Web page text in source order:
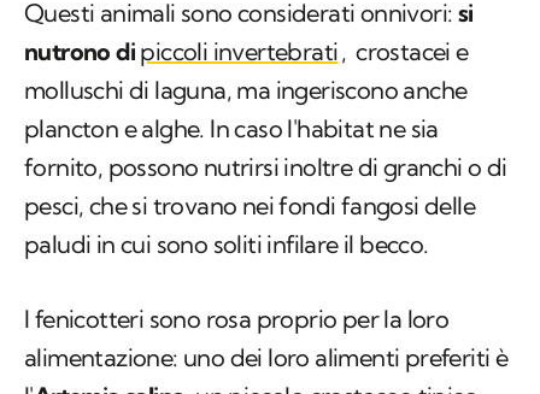
plancton e alghe. In caso l'habitat ne sia
fornito, possono nutrirsi inoltre di granchi o di
pesci, che si trovano nei fondi fangosi delle
paludi in cui sono soliti infilare il becco.
I fenicotteri sono rosa proprio per la loro
alimentazione: uno dei loro alimenti preferiti è
delle paludi molto salate, in cui si possono
trovare i fenicotteri rosa. Questo crostaceo è